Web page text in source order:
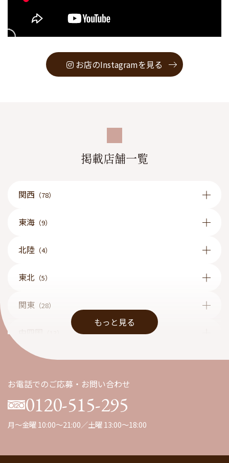
お店のInstagramを見る
掲載店舗一覧
関西 （78）
東海 （9）
北陸 （4）
東北 （5）
関東 （28）
（1）
もっと見る
お電話でのご応募・お問い合わせ
0120-515-295
月～金曜 10:00～21:00／土曜 13:00～18:00